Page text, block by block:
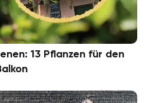
13 Pflanzen für den